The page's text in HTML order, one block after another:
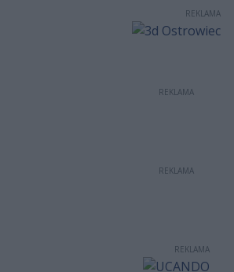
REKLAMA
REKLAMA
REKLAMA
REKLAMA